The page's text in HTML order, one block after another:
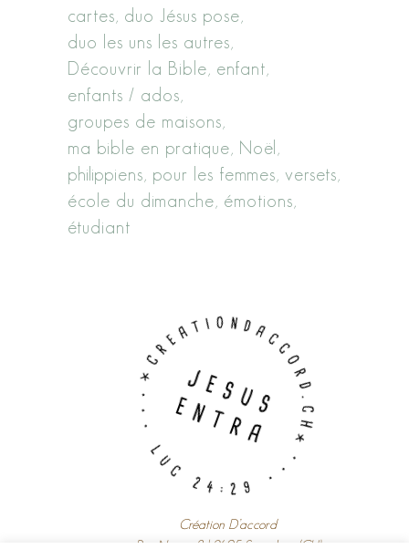
cartes duo Jésus pose
duo les uns les autres
Découvrir la Bible enfant
enfants / ados
groupes de maisons
ma bible en pratique Noël
philippiens pour les femmes versets
école du dimanche émotions
étudiant
Création D’accord
Rue Neuve 8 | 2605 Sonceboz (CH)